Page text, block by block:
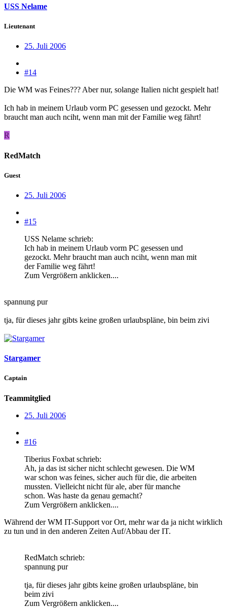
USS Nelame
Lieutenant
25. Juli 2006
#14
Die WM was Feines??? Aber nur, solange Italien nicht gespielt hat!
Ich hab in meinem Urlaub vorm PC gesessen und gezockt. Mehr
braucht man auch nciht, wenn man mit der Familie weg fährt!
R
RedMatch
Guest
25. Juli 2006
#15
USS Nelame schrieb:
Ich hab in meinem Urlaub vorm PC gesessen und
gezockt. Mehr braucht man auch nciht, wenn man mit
der Familie weg fährt!
Zum Vergrößern anklicken....
spannung pur
tja, für dieses jahr gibts keine großen urlaubspläne, bin beim zivi
Stargamer
Captain
Teammitglied
25. Juli 2006
#16
Tiberius Foxbat schrieb:
Ah, ja das ist sicher nicht schlecht gewesen. Die WM
war schon was feines, sicher auch für die, die arbeiten
mussten. Vielleicht nicht für ale, aber für manche
schon. Was haste da genau gemacht?
Zum Vergrößern anklicken....
Während der WM IT-Support vor Ort, mehr war da ja nicht wirklich
zu tun und in den anderen Zeiten Auf/Abbau der IT.
RedMatch schrieb:
spannung pur
tja, für dieses jahr gibts keine großen urlaubspläne, bin
beim zivi
Zum Vergrößern anklicken....